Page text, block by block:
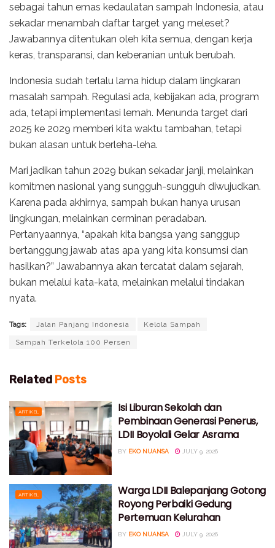
sebagai tahun emas kedaulatan sampah Indonesia, atau
sekadar menambah daftar target yang meleset?
Jawabannya ditentukan oleh kita semua, dengan kerja
keras, transparansi, dan keberanian untuk berubah.
Indonesia sudah terlalu lama hidup dalam lingkaran
masalah sampah. Regulasi ada, kebijakan ada, program
ada, tetapi implementasi lemah. Menunda target dari
2025 ke 2029 memberi kita waktu tambahan, tetapi
bukan alasan untuk berleha-leha.
Mari jadikan tahun 2029 bukan sekadar janji, melainkan
komitmen nasional yang sungguh-sungguh diwujudkan.
Karena pada akhirnya, sampah bukan hanya urusan
lingkungan, melainkan cerminan peradaban.
Pertanyaannya, “apakah kita bangsa yang sanggup
bertanggung jawab atas apa yang kita konsumsi dan
hasilkan?” Jawabannya akan tercatat dalam sejarah,
bukan melalui kata-kata, melainkan melalui tindakan
nyata.
Tags: Jalan Panjang Indonesia Kelola Sampah
Sampah Terkelola 100 Persen
Related Posts
ARTIKEL
Isi Liburan Sekolah dan
Pembinaan Generasi Penerus,
LDII Boyolali Gelar Asrama
BY EKO NUANSA JULY 9, 2026
ARTIKEL
Warga LDII Balepanjang Gotong
Royong Perbaiki Gedung
Pertemuan Kelurahan
BY EKO NUANSA JULY 9, 2026